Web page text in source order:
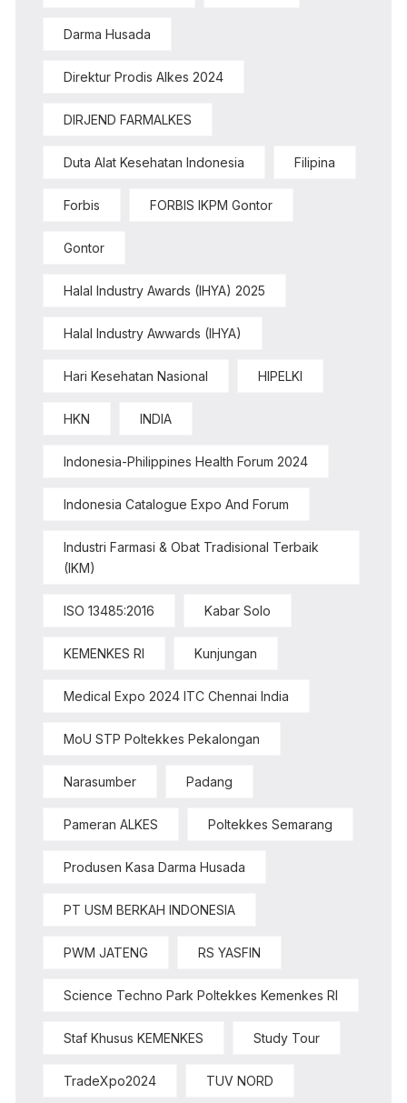
Darma Husada
Direktur Prodis Alkes 2024
DIRJEND FARMALKES
Duta Alat Kesehatan Indonesia Filipina
Forbis FORBIS IKPM Gontor
Gontor
Halal Industry Awards (IHYA) 2025
Halal Industry Awwards (IHYA)
Hari Kesehatan Nasional HIPELKI
HKN INDIA
Indonesia-Philippines Health Forum 2024
Indonesia Catalogue Expo And Forum
Industri Farmasi & Obat Tradisional Terbaik
(IKM)
ISO 13485:2016 Kabar Solo
KEMENKES RI Kunjungan
Medical Expo 2024 ITC Chennai India
MoU STP Poltekkes Pekalongan
Narasumber Padang
Pameran ALKES Poltekkes Semarang
Produsen Kasa Darma Husada
PT USM BERKAH INDONESIA
PWM JATENG RS YASFIN
Science Techno Park Poltekkes Kemenkes RI
Staf Khusus KEMENKES Study Tour
TradeXpo2024 TUV NORD